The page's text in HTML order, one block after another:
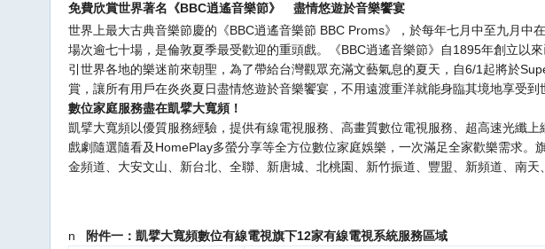
免費欣賞世界著名《BBC逍遙音樂節》 盡情悠遊於音樂饗宴
世界上最大古典音樂節慶的《BBC逍遙音樂節 BBC Proms》，於每年七月中至九月中
場次逾七十場，是倫敦夏季最受歡迎的重頭戲。《BBC逍遙音樂節》自1895年創立以
引世界各地的樂迷前來朝聖，為了帶給台灣觀眾充滿文藝氣息的夏天，自6/1起將於
賞，讓所有用戶在炎炎夏日盡情悠遊於音樂饗宴，不用遠渡重洋就能身臨其境地享受到
數位家庭服務盡在凱擘大寬頻！
凱擘大寬頻以優質服務經驗，提供有線電視服務、高畫質數位電視服務、超高速光纖
戲劇隨選隨看及HomePlay多螢分享等全方位數位家庭娛樂，一次滿足全家歡樂需求。
金頻道、大安文山、新台北、全聯、新唐城、北桃園、新竹振道、豐盟、新頻道、南天
n 附件一：凱擘大寬頻數位有線電視旗下12家有線電視系統服務區域